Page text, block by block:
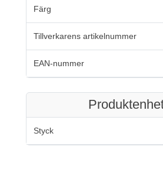
Färg
Tillverkarens artikelnummer
EAN-nummer
Styck